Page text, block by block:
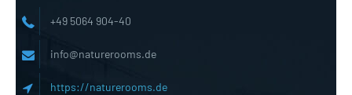
+49 5064 904-40
info@naturerooms.de
https://naturerooms.de